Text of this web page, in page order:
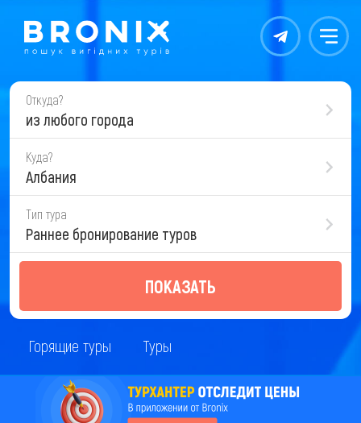
Контакты Меню
Откуда?
из любого города
Куда?
Албания
Тип тура
Раннее бронирование туров
ПОКАЗАТЬ
Горящие туры Туры